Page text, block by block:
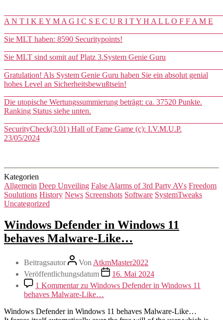
A N T I K E Y M A G I C S E C U R I T Y H A L L O F F A M E
Sie MLT haben: 8590 Securitypoints!
Sie MLT sind somit auf Platz 3.System Genie Guru
Gratulation! Als System Genie Guru haben Sie ein absolut genial
hohes Level an Sicherheitsbewußtsein!
Die utopische Wertungssummierung beträgt: ca. 37520 Punkte.
Ranking Status siehe unten.
SecurityCheck(3.01) Hall of Fame Game (c): I.V.M.U.P.
23/05/2024
Kategorien
Allgemein Deep Unveiling False Alarms of 3rd Party AVs Freedom
Soulutions History News Screenshots Software SystemTweaks
Uncategorized
Windows Defender in Windows 11
behaves Malware-Like…
Beitragsautor Von AtkmMaster2022
Veröffentlichungsdatum
16. Mai 2024
1 Kommentarzu Windows Defender in Windows 11
behaves Malware-Like…
Windows Defender in Windows 11 behaves Malware-Like…